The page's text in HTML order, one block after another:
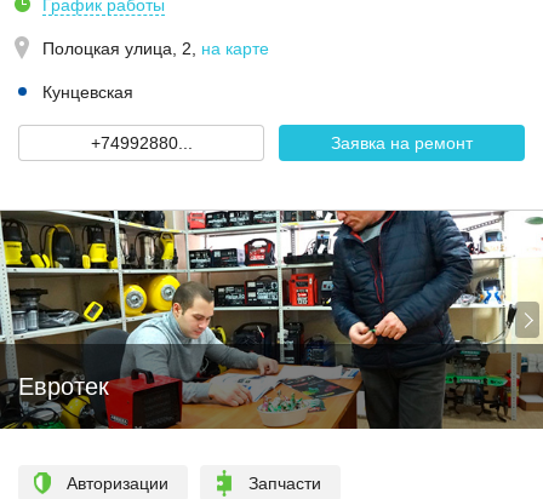
График работы
Полоцкая улица, 2 на карте
Кунцевская
+74992880... Заявка на ремонт
Евротек
Авторизации Запчасти